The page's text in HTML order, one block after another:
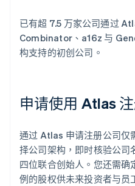
已有超 7.5 万家公司通过
Combinator、a16z 与
构支持的初创公司。
申请使用 Atlas
通过 Atlas 申请注册公司仅
择公司架构，即时核验公司
四位联合创始人。您还需
例的股权供未来投资者与员